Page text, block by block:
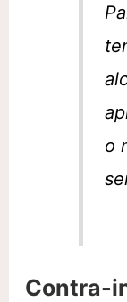
o
Contra-